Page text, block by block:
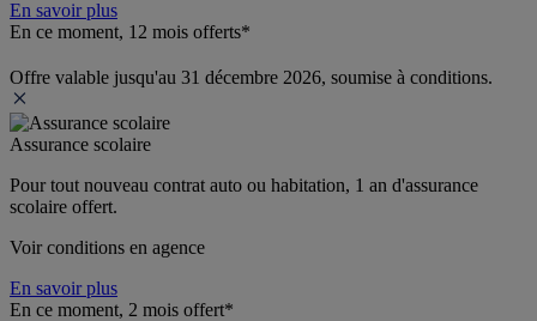
En savoir plus
En ce moment, 12 mois offerts*
Offre valable jusqu'au 31 décembre 2026, soumise à conditions.
Assurance scolaire
Pour tout nouveau contrat auto ou habitation, 1 an d'assurance
scolaire offert.
Voir conditions en agence
En savoir plus
En ce moment, 2 mois offert*